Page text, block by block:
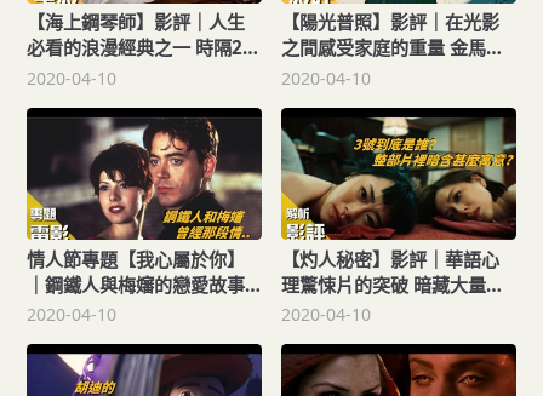
【海上鋼琴師】影評｜人生
必看的浪漫經典之一 時隔21
年4K修復上映
2020-04-10
【陽光普照】影評｜在光影
之間感受家庭的重量 金馬最
佳劇情長片 勇奪4項大獎 感
2020-04-10
情人節專題【我心屬於你】
｜鋼鐵人與梅嬸的戀愛故事
你相信命中注定的愛情嗎？
2020-04-10
【灼人秘密】影評｜華語心
理驚悚片的突破 暗藏大量符
號的憤怒一擊
2020-04-10